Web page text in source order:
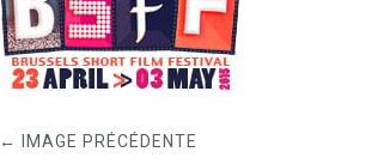
← IMAGE PRÉCÉDENTE